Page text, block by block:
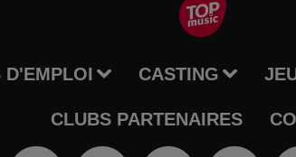
D'EMPLOI CASTING
CLUBS PARTENAIRES